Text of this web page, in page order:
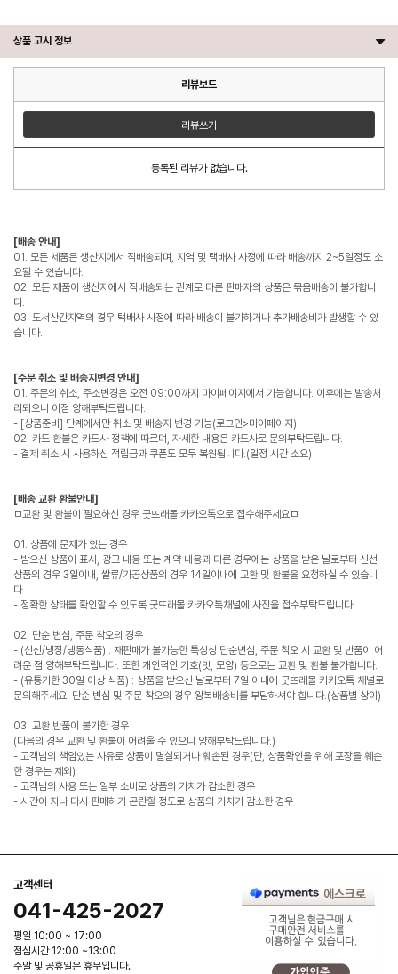
상품 고시 정보
리뷰보드
리뷰쓰기
등록된 리뷰가 없습니다.
[배송 안내]
01. 모든 제품은 생산지에서 직배송되며, 지역 및 택배사 사정에 따라 배송까지 2~5일정도 소
요될 수 있습니다.
02. 모든 제품이 생산지에서 직배송되는 관계로 다른 판매자의 상품은 묶음배송이 불가합니
다.
03. 도서산간지역의 경우 택배사 사정에 따라 배송이 불가하거나 추가배송비가 발생할 수 있
습니다.
[주문 취소 및 배송지변경 안내]
01. 주문의 취소, 주소변경은 오전 09:00까지 마이페이지에서 가능합니다. 이후에는 발송처
리되오니 이점 양해부탁드립니다.
- [상품준비] 단계에서만 취소 및 배송지 변경 가능(로그인>마이페이지)
02. 카드 환불은 카드사 정책에 따르며, 자세한 내용은 카드사로 문의부탁드립니다.
- 결제 취소 시 사용하신 적립금과 쿠폰도 모두 복원됩니다.(일정 시간 소요)
[배송 교환 환불안내]
ㅁ교환 및 환불이 필요하신 경우 굿뜨래몰 카카오톡으로 접수해주세요ㅁ
01. 상품에 문제가 있는 경우
- 받으신 상품이 표시, 광고 내용 또는 계약 내용과 다른 경우에는 상품을 받은 날로부터 신선
상품의 경우 3일이내, 쌀류/가공상품의 경우 14일이내에 교환 및 환불을 요청하실 수 있습니
다
- 정확한 상태를 확인할 수 있도록 굿뜨래몰 카카오톡채널에 사진을 접수부탁드립니다.
02. 단순 변심, 주문 착오의 경우
- (신선/냉장/냉동식품) : 재판매가 불가능한 특성상 단순변심, 주문 착오 시 교환 및 반품이 어
려운 점 양해부탁드립니다. 또한 개인적인 기호(맛, 모양) 등으로는 교환 및 환불 불가합니다.
- (유통기한 30일 이상 식품) : 상품을 받으신 날로부터 7일 이내에 굿뜨래몰 카카오톡 채널로
문의해주세요. 단순 변심 및 주문 착오의 경우 왕복배송비를 부담하셔야 합니다.(상품별 상이)
03. 교환 반품이 불가한 경우
(다음의 경우 교환 및 환불이 어려울 수 있으니 양해부탁드립니다.)
- 고객님의 책임있는 사유로 상품이 멸실되거나 훼손된 경우(단, 상품확인을 위해 포장을 훼손
한 경우는 제외)
- 고객님의 사용 또는 일부 소비로 상품의 가치가 감소한 경우
- 시간이 지나 다시 판매하기 곤란할 정도로 상품의 가치가 감소한 경우
고객센터
041-425-2027
평일 10:00 ~ 17:00
점심시간 12:00 ~13:00
주말 및 공휴일은 휴무입니다.